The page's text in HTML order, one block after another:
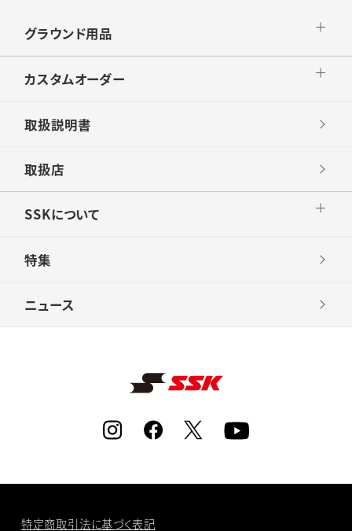
グラウンド用品
カスタムオーダー
取扱説明書
取扱店
SSKについて
特集
ニュース
特定商取引法に基づく表記